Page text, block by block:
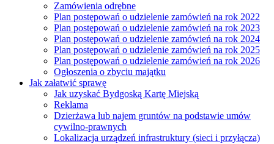
Zamówienia odrębne
Plan postępowań o udzielenie zamówień na rok 2022
Plan postępowań o udzielenie zamówień na rok 2023
Plan postępowań o udzielenie zamówień na rok 2024
Plan postępowań o udzielenie zamówień na rok 2025
Plan postępowań o udzielenie zamówień na rok 2026
Ogłoszenia o zbyciu majątku
Jak załatwić sprawę
Jak uzyskać Bydgoską Kartę Miejską
Reklama
Dzierżawa lub najem gruntów na podstawie umów
cywilno-prawnych
Lokalizacja urządzeń infrastruktury (sieci i przyłącza)